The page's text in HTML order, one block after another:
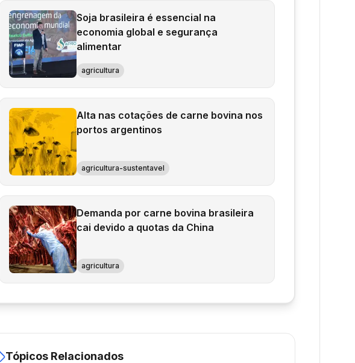
Soja brasileira é essencial na
economia global e segurança
alimentar
agricultura
Alta nas cotações de carne bovina nos
portos argentinos
agricultura-sustentavel
Demanda por carne bovina brasileira
cai devido a quotas da China
agricultura
Tópicos Relacionados